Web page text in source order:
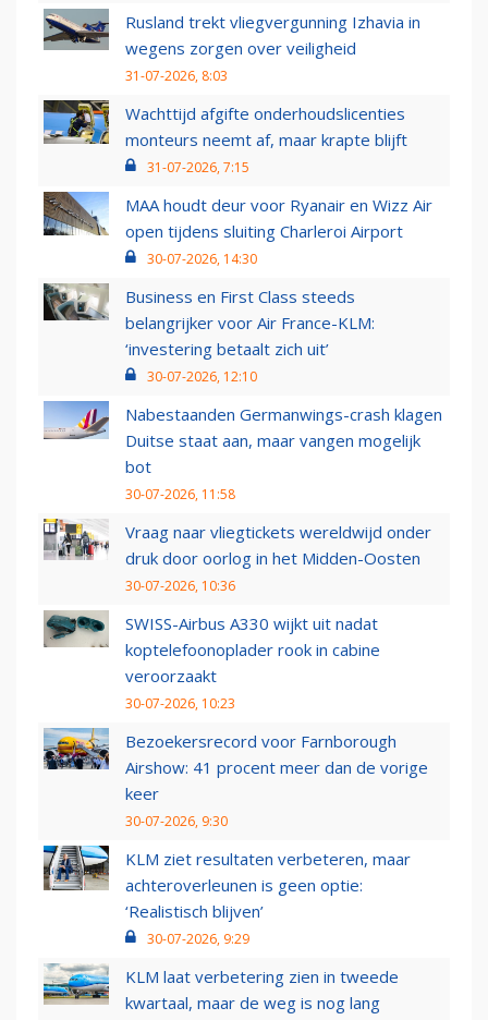
Rusland trekt vliegvergunning Izhavia in
wegens zorgen over veiligheid
31-07-2026, 8:03
Wachttijd afgifte onderhoudslicenties
monteurs neemt af, maar krapte blijft
31-07-2026, 7:15
MAA houdt deur voor Ryanair en Wizz Air
open tijdens sluiting Charleroi Airport
30-07-2026, 14:30
Business en First Class steeds
belangrijker voor Air France-KLM:
‘investering betaalt zich uit’
30-07-2026, 12:10
Nabestaanden Germanwings-crash klagen
Duitse staat aan, maar vangen mogelijk
bot
30-07-2026, 11:58
Vraag naar vliegtickets wereldwijd onder
druk door oorlog in het Midden-Oosten
30-07-2026, 10:36
SWISS-Airbus A330 wijkt uit nadat
koptelefoonoplader rook in cabine
veroorzaakt
30-07-2026, 10:23
Bezoekersrecord voor Farnborough
Airshow: 41 procent meer dan de vorige
keer
30-07-2026, 9:30
KLM ziet resultaten verbeteren, maar
achteroverleunen is geen optie:
‘Realistisch blijven’
30-07-2026, 9:29
KLM laat verbetering zien in tweede
kwartaal, maar de weg is nog lang